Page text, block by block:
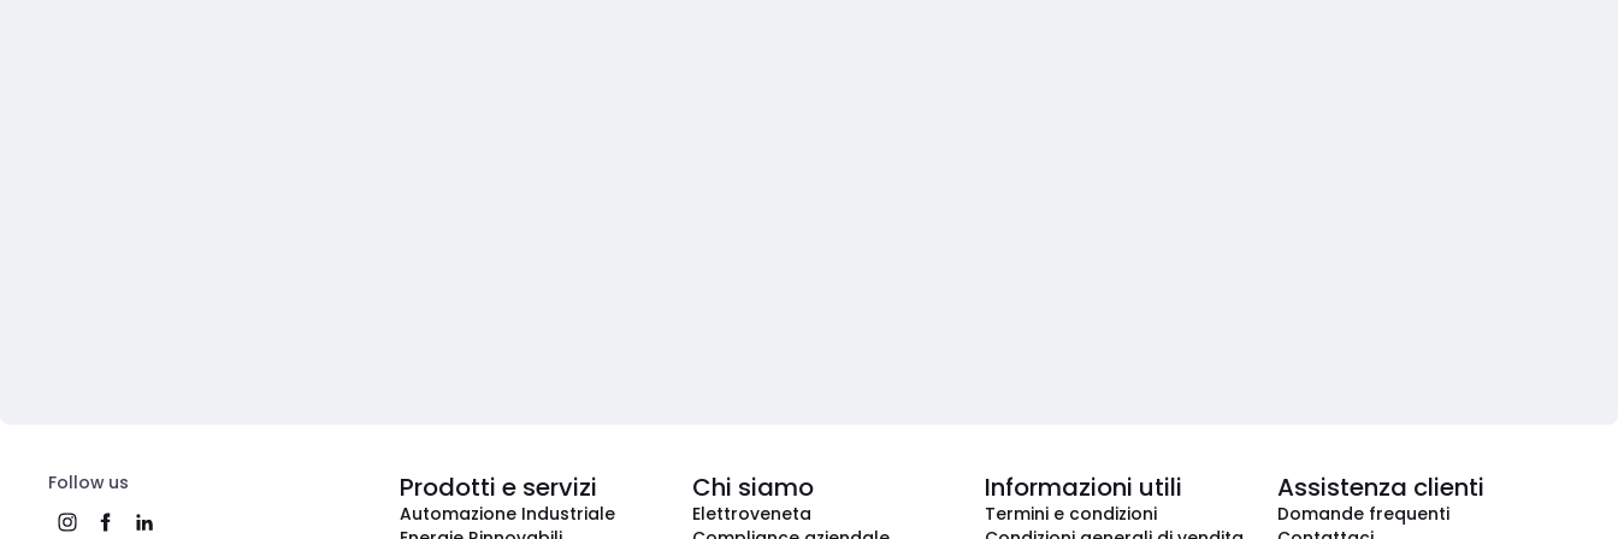
Follow us Prodotti e servizi
Automazione Industriale
Chi siamo
Elettroveneta
Informazioni utili
Termini e condizioni
Assistenza clienti
Domande frequenti